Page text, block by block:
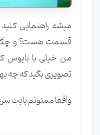
میشه راهنمایی
قسمت هست؟ و
من خیلی با بایوس
تصویری بگید که چه
واقعا ممنونم بابت